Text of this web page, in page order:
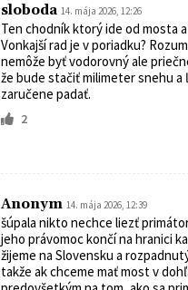
sloboda 14. mája 2026, 12:26
Ten chodník ktorý ide od mosta
Vonkajší rad je v poriadku?
nemôže byť vodorovný ale
že bude stačiť milimeter snehu a
zaručene padať.
2
Anonym 14. mája 2026, 12:39
šúpala nikto nechce liezť
jeho právomoc končí na hranici
žijeme na Slovensku a
takže ak chceme mať most v